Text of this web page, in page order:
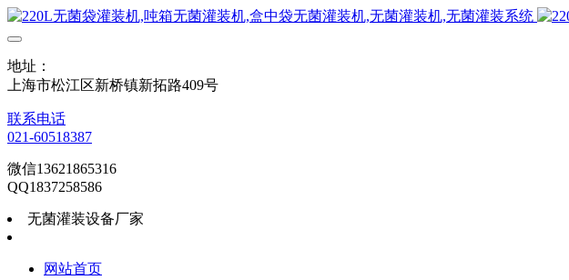
地址：
上海市松江区新桥镇新拓路409号
联系电话
021-60518387
微信13621865316
QQ1837258586
无菌灌装设备厂家
网站首页